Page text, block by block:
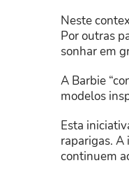
Neste
Por outras
sonhar em
A Barbie
modelos
Esta
raparigas. A
continuem